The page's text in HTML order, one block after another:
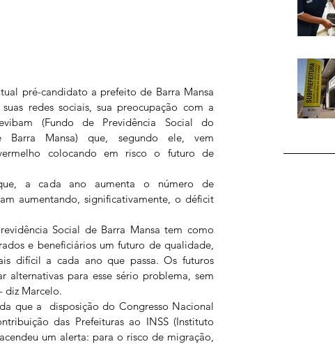
pré-candidato a prefeito de Barra Mansa
redes sociais, sua preocupação com a
(Fundo de Previdência Social do
Barra Mansa) que, segundo ele, vem
colocando em risco o futuro de
a cada ano aumenta o número de
aumentando, significativamente, o déficit
Social de Barra Mansa tem como
e beneficiários um futuro de qualidade,
difícil a cada ano que passa. Os futuros
alternativas para esse sério problema, sem
diz Marcelo.
que a  disposição do Congresso Nacional
das Prefeituras ao INSS (Instituto
um alerta: para o risco de migração,